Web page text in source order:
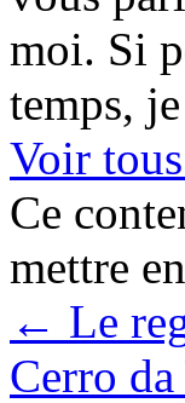
moi. Si
temps,
Voir
Ce
mettre
← Le
Cerro